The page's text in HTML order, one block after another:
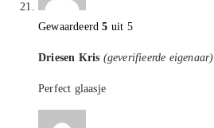
Gewaardeerd5 uit 5
Driesen Kris (geverifieerde eigenaar)
Perfect glaasje